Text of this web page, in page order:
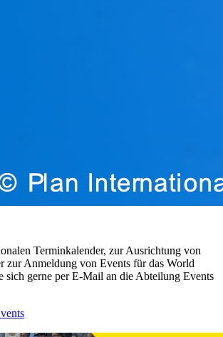
Terminkalender, zur Ausrichtung von
zur Anmeldung von Events für das World
sich gerne per E-Mail an die Abteilung Events